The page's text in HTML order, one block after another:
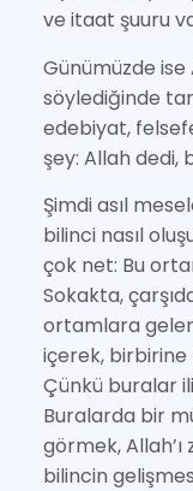
ve itaat şuuru
Günümüzde ise
söylediğinde
edebiyat,
şey: Allah dedi,
Şimdi asıl
bilinci nasıl
çok net: Bu
Sokakta,
ortamlara
içerek,
Çünkü buralar
Buralarda bir
görmek,
bilincin